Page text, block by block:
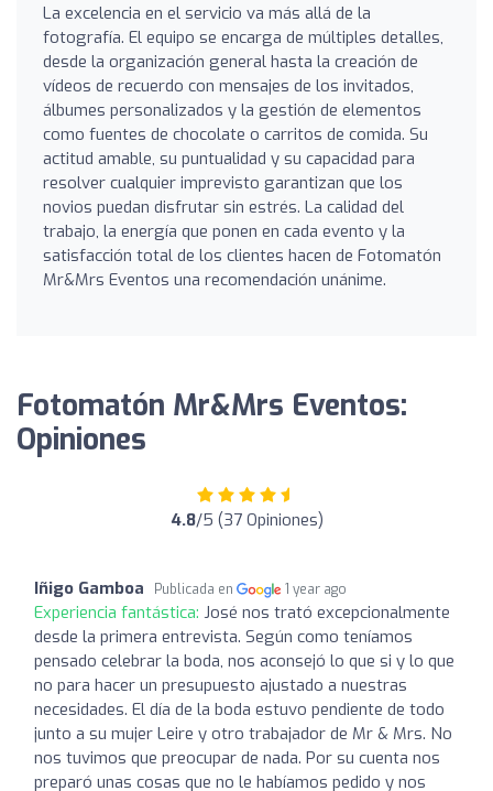
La excelencia en el servicio va más allá de la
fotografía. El equipo se encarga de múltiples detalles,
desde la organización general hasta la creación de
vídeos de recuerdo con mensajes de los invitados,
álbumes personalizados y la gestión de elementos
como fuentes de chocolate o carritos de comida. Su
actitud amable, su puntualidad y su capacidad para
resolver cualquier imprevisto garantizan que los
novios puedan disfrutar sin estrés. La calidad del
trabajo, la energía que ponen en cada evento y la
satisfacción total de los clientes hacen de Fotomatón
Mr&Mrs Eventos una recomendación unánime.
Fotomatón Mr&Mrs Eventos:
Opiniones
4.8/5 (37 Opiniones)
Iñigo Gamboa Publicada en 1 year ago
Experiencia fantástica: José nos trató excepcionalmente
desde la primera entrevista. Según como teníamos
pensado celebrar la boda, nos aconsejó lo que si y lo que
no para hacer un presupuesto ajustado a nuestras
necesidades. El día de la boda estuvo pendiente de todo
junto a su mujer Leire y otro trabajador de Mr & Mrs. No
nos tuvimos que preocupar de nada. Por su cuenta nos
preparó unas cosas que no le habíamos pedido y nos